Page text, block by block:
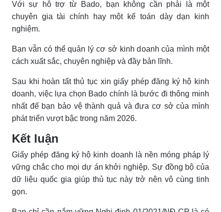
Với sự hỗ trợ từ Bado, bạn không cần phải là một
chuyên gia tài chính hay một kế toán dày dạn kinh
nghiệm.
Bạn vẫn có thể quản lý cơ sở kinh doanh của mình một
cách xuất sắc, chuyên nghiệp và đầy bản lĩnh.
Sau khi hoàn tất thủ tục xin giấy phép đăng ký hộ kinh
doanh, việc lựa chọn Bado chính là bước đi thông minh
nhất để bạn bảo vệ thành quả và đưa cơ sở của mình
phát triển vượt bậc trong năm 2026.
Kết luận
Giấy phép đăng ký hộ kinh doanh là nền móng pháp lý
vững chắc cho mọi dự án khởi nghiệp. Sự đồng bộ của
dữ liệu quốc gia giúp thủ tục này trở nên vô cùng tinh
gọn.